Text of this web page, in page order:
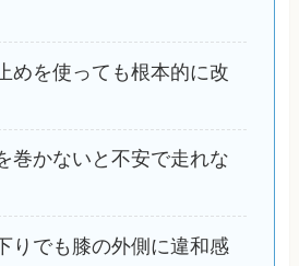
めを使っても根本的に改
巻かないと不安で走れな
りでも膝の外側に違和感